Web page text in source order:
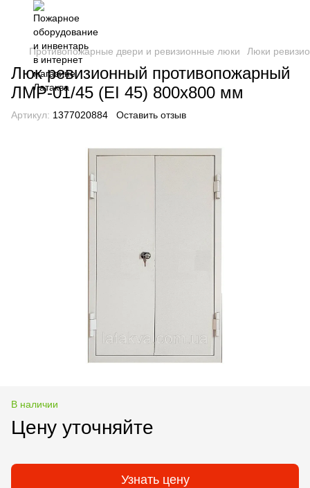
Противопожарные двери и ревизионные люки Люки
Люк ревизионный противопожарный
ЛМР-01/45 (EI 45) 800х800 мм
Артикул: 1377020884 Оставить отзыв
В наличии
Цену уточняйте
Узнать цену